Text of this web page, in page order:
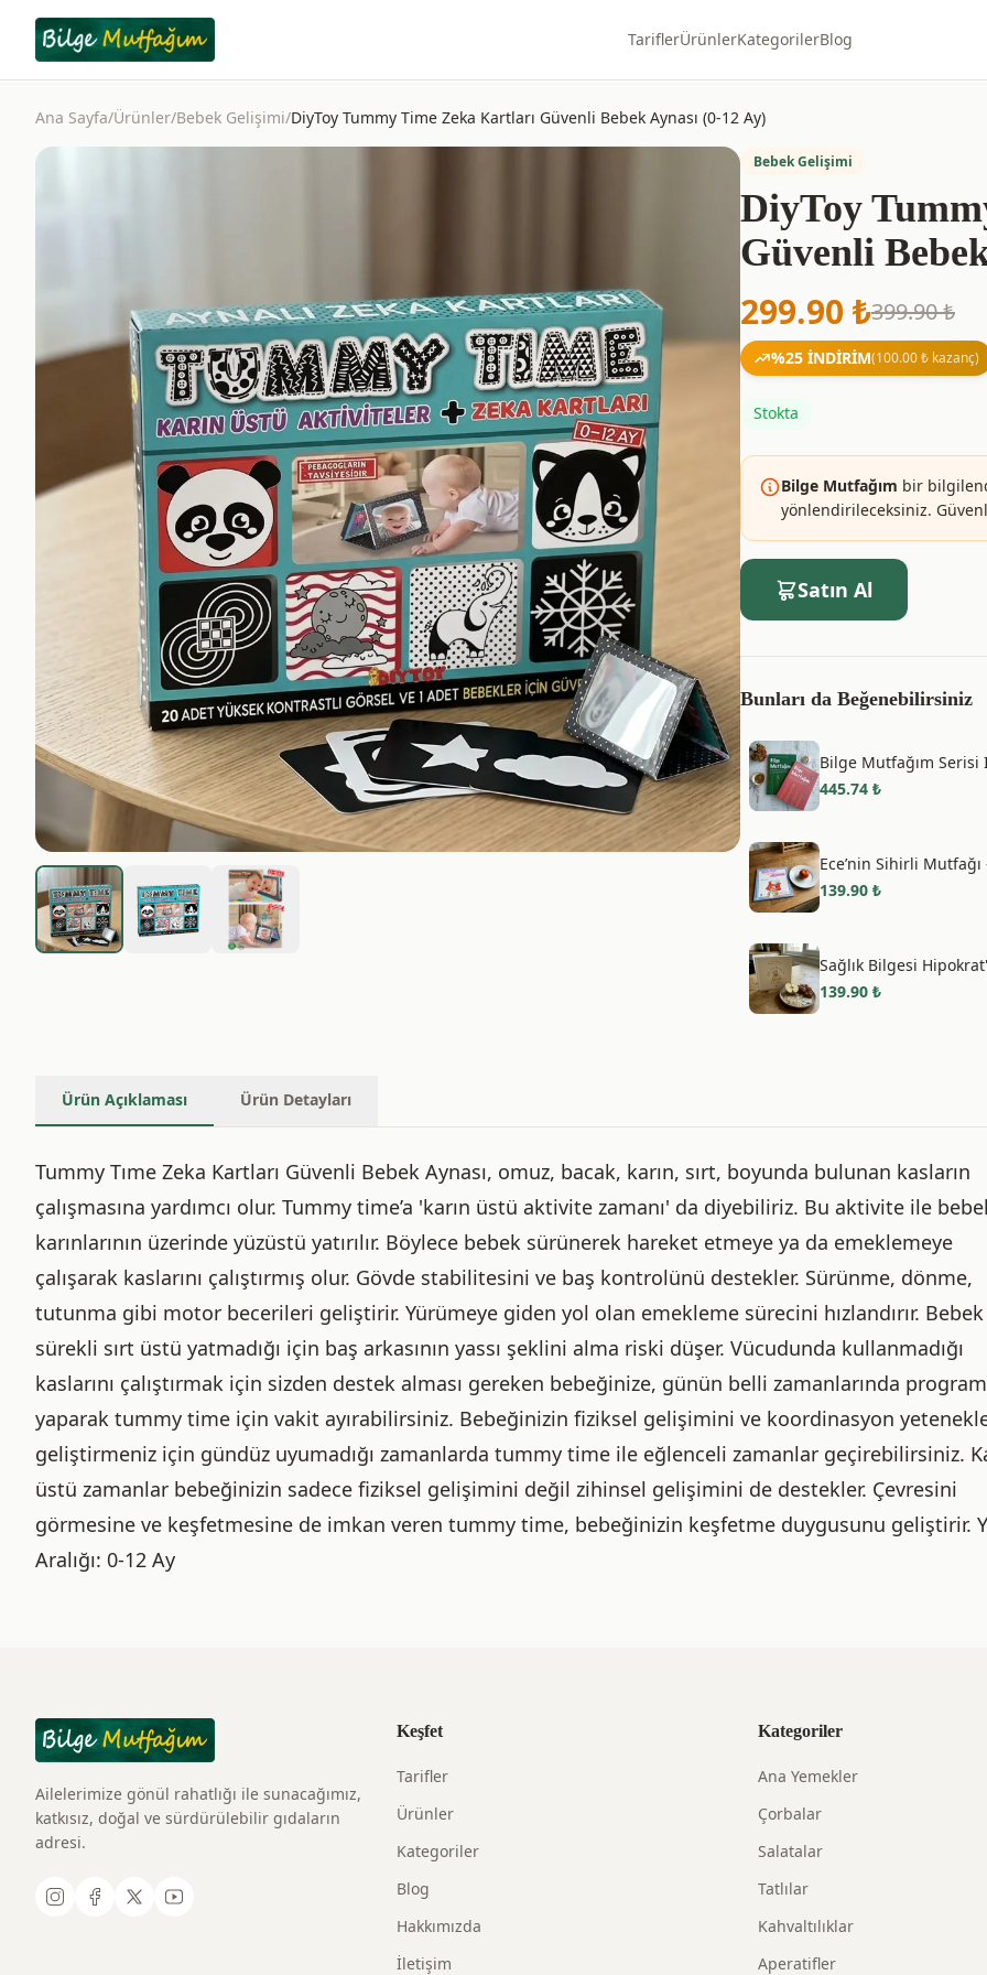
TariflerÜrünlerKategorilerBlog
Ana Sayfa/Ürünler/Bebek Gelişimi/DiyToy Tummy Time Zeka Kartları Güvenli Bebek Aynası (0-12 Ay)
Bebek Gelişimi
DiyToy
Güvenli
299.90 ₺399.90₺
%25 İNDİRİM(100.00₺ kazanç)
Stokta
Bilge Mutfağım bir
yönlendirileceksiniz.
Satın Al
Bunları da Beğenebilirsiniz
Bilge Mutfağım Serisi
445.74 ₺
Ece’nin Sihirli Mutfağı
139.90 ₺
Sağlık Bilgesi
139.90 ₺
Ürün Açıklaması Ürün Detayları
Tummy Tıme Zeka Kartları Güvenli Bebek Aynası, omuz, bacak, karın, sırt, boyunda bulunan kasların
çalışmasına yardımcı olur. Tummy time’a 'karın üstü aktivite zamanı' da diyebiliriz. Bu aktivite ile
karınlarının üzerinde yüzüstü yatırılır. Böylece bebek sürünerek hareket etmeye ya da emeklemeye
çalışarak kaslarını çalıştırmış olur. Gövde stabilitesini ve baş kontrolünü destekler. Sürünme, dönme,
tutunma gibi motor becerileri geliştirir. Yürümeye giden yol olan emekleme sürecini hızlandırır. Bebek
sürekli sırt üstü yatmadığı için baş arkasının yassı şeklini alma riski düşer. Vücudunda kullanmadığı
kaslarını çalıştırmak için sizden destek alması gereken bebeğinize, günün belli zamanlarında program
yaparak tummy time için vakit ayırabilirsiniz. Bebeğinizin fiziksel gelişimini ve koordinasyon
geliştirmeniz için gündüz uyumadığı zamanlarda tummy time ile eğlenceli zamanlar geçirebilirsiniz.
üstü zamanlar bebeğinizin sadece fiziksel gelişimini değil zihinsel gelişimini de destekler. Çevresini
görmesine ve keşfetmesine de imkan veren tummy time, bebeğinizin keşfetme duygusunu geliştirir.
Aralığı: 0-12 Ay
Ailelerimize gönül rahatlığı ile sunacağımız,
katkısız, doğal ve sürdürülebilir gıdaların
adresi.
Keşfet
Tarifler
Ürünler
Kategoriler
Blog
Hakkımızda
İletişim
Kategoriler
Ana Yemekler
Çorbalar
Salatalar
Tatlılar
Kahvaltılıklar
Aperatifler